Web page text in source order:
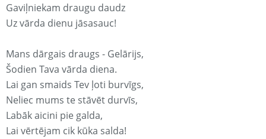
Gaviļniekam draugu daudz
Uz vārda dienu jāsasauc!
Mans dārgais draugs - Gelārijs,
Šodien Tava vārda diena.
Lai gan smaids Tev ļoti burvīgs,
Neliec mums te stāvēt durvīs,
Labāk aicini pie galda,
Lai vērtējam cik kūka salda!